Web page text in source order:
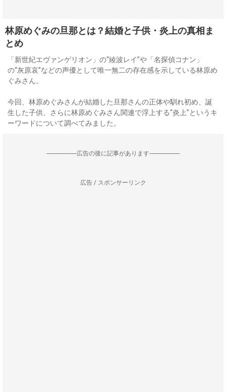
林原めぐみの旦那とは？結婚と子供・炎上の真相ま
とめ
「新世紀エヴァンゲリオン」の“綾波レイ”や「名探偵コナン」
の“灰原哀”などの声優として唯一無二の存在感を示している林原め
ぐみさん。
今回、林原めぐみさんが結婚した旦那さんの正体や馴れ初め、誕
生した子供、さらに林原めぐみさん関連で浮上する“炎上”というキ
ーワードについて調べてみました。
--------------------広告の後に記事があります--------------------
広告 / スポンサーリンク